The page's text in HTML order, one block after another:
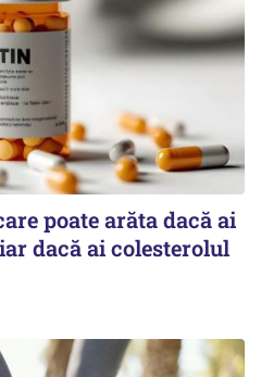
poate arăta dacă ai
dacă ai colesterolul